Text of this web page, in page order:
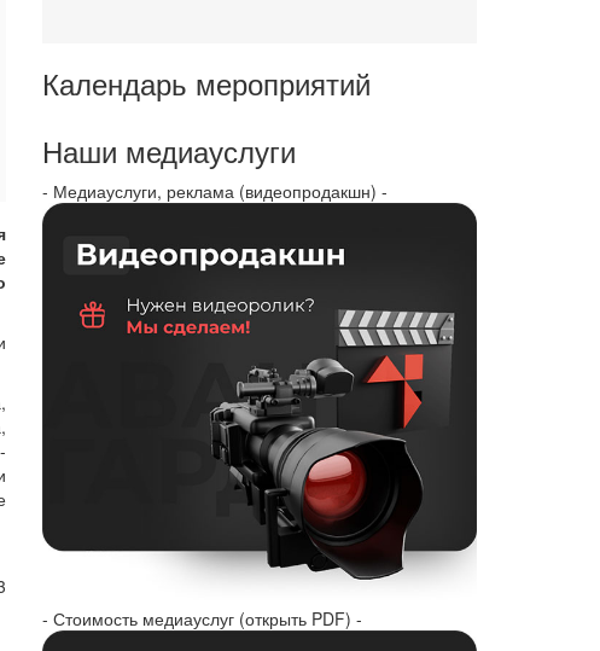
Календарь мероприятий
Наши медиауслуги
- Медиауслуги, реклама (видеопродакшн) -
- Стоимость медиауслуг (открыть PDF) -